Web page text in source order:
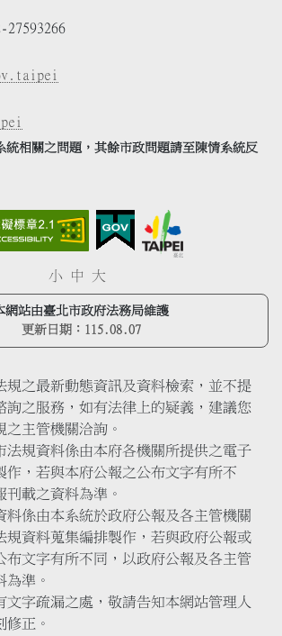
27593266
統相關之問題，其餘市政問題請至陳情系統反
小 中 大
網站由臺北市政府法務局維護
更新日期： 115.08.07
規之最新動態資訊及資料檢索，並不提
詢之服務，如有法律上的疑義，建議您
之主管機關洽詢。
法規資料係由本府各機關所提供之電子
作，若與本府公報之公布文字有所不
刊載之資料為準。
料係由本系統於政府公報及各主管機關
規資料蒐集編排製作，若與政府公報或
布文字有所不同，以政府公報及各主管
為準。
文字疏漏之處，敬請告知本網站管理人
修正。